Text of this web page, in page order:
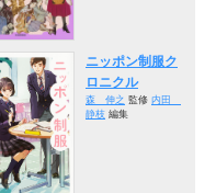
ニッポン制服ク
ロニクル
森 伸之 監修 内田
静枝 編集